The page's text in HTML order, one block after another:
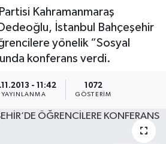
Kahramanmaraş
İstanbul Bahçeşehir
yönelik “Sosyal
konferans verdi.
- 11:42
YAYINLANMA
1072
GÖSTERIM